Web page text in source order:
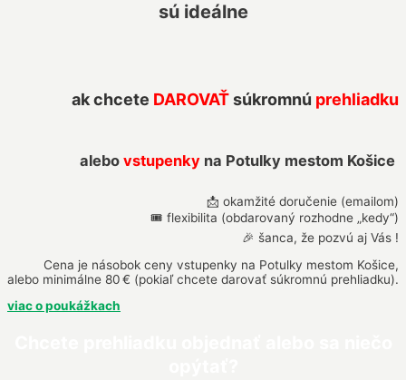
sú ideálne
ak chcete DAROVAŤsúkromnú prehliadku
alebo vstupenky na Potulky mestom Košice
📩 okamžité doručenie (emailom)
🎟️ flexibilita (obdarovaný rozhodne „kedy“)
🎉 šanca, že pozvú aj Vás !
Cena je násobok ceny vstupenky na Potulky mestom Košice,
alebo minimálne 80 € (pokiaľ chcete darovať súkromnú prehliadku).
viac o poukážkach